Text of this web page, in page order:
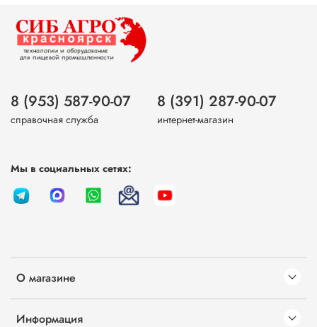
О магазине
Информация
8 (953) 587-90-07
справочная служба
8 (391) 287-90-07
интернет-магазин
Мы в социальных сетях: